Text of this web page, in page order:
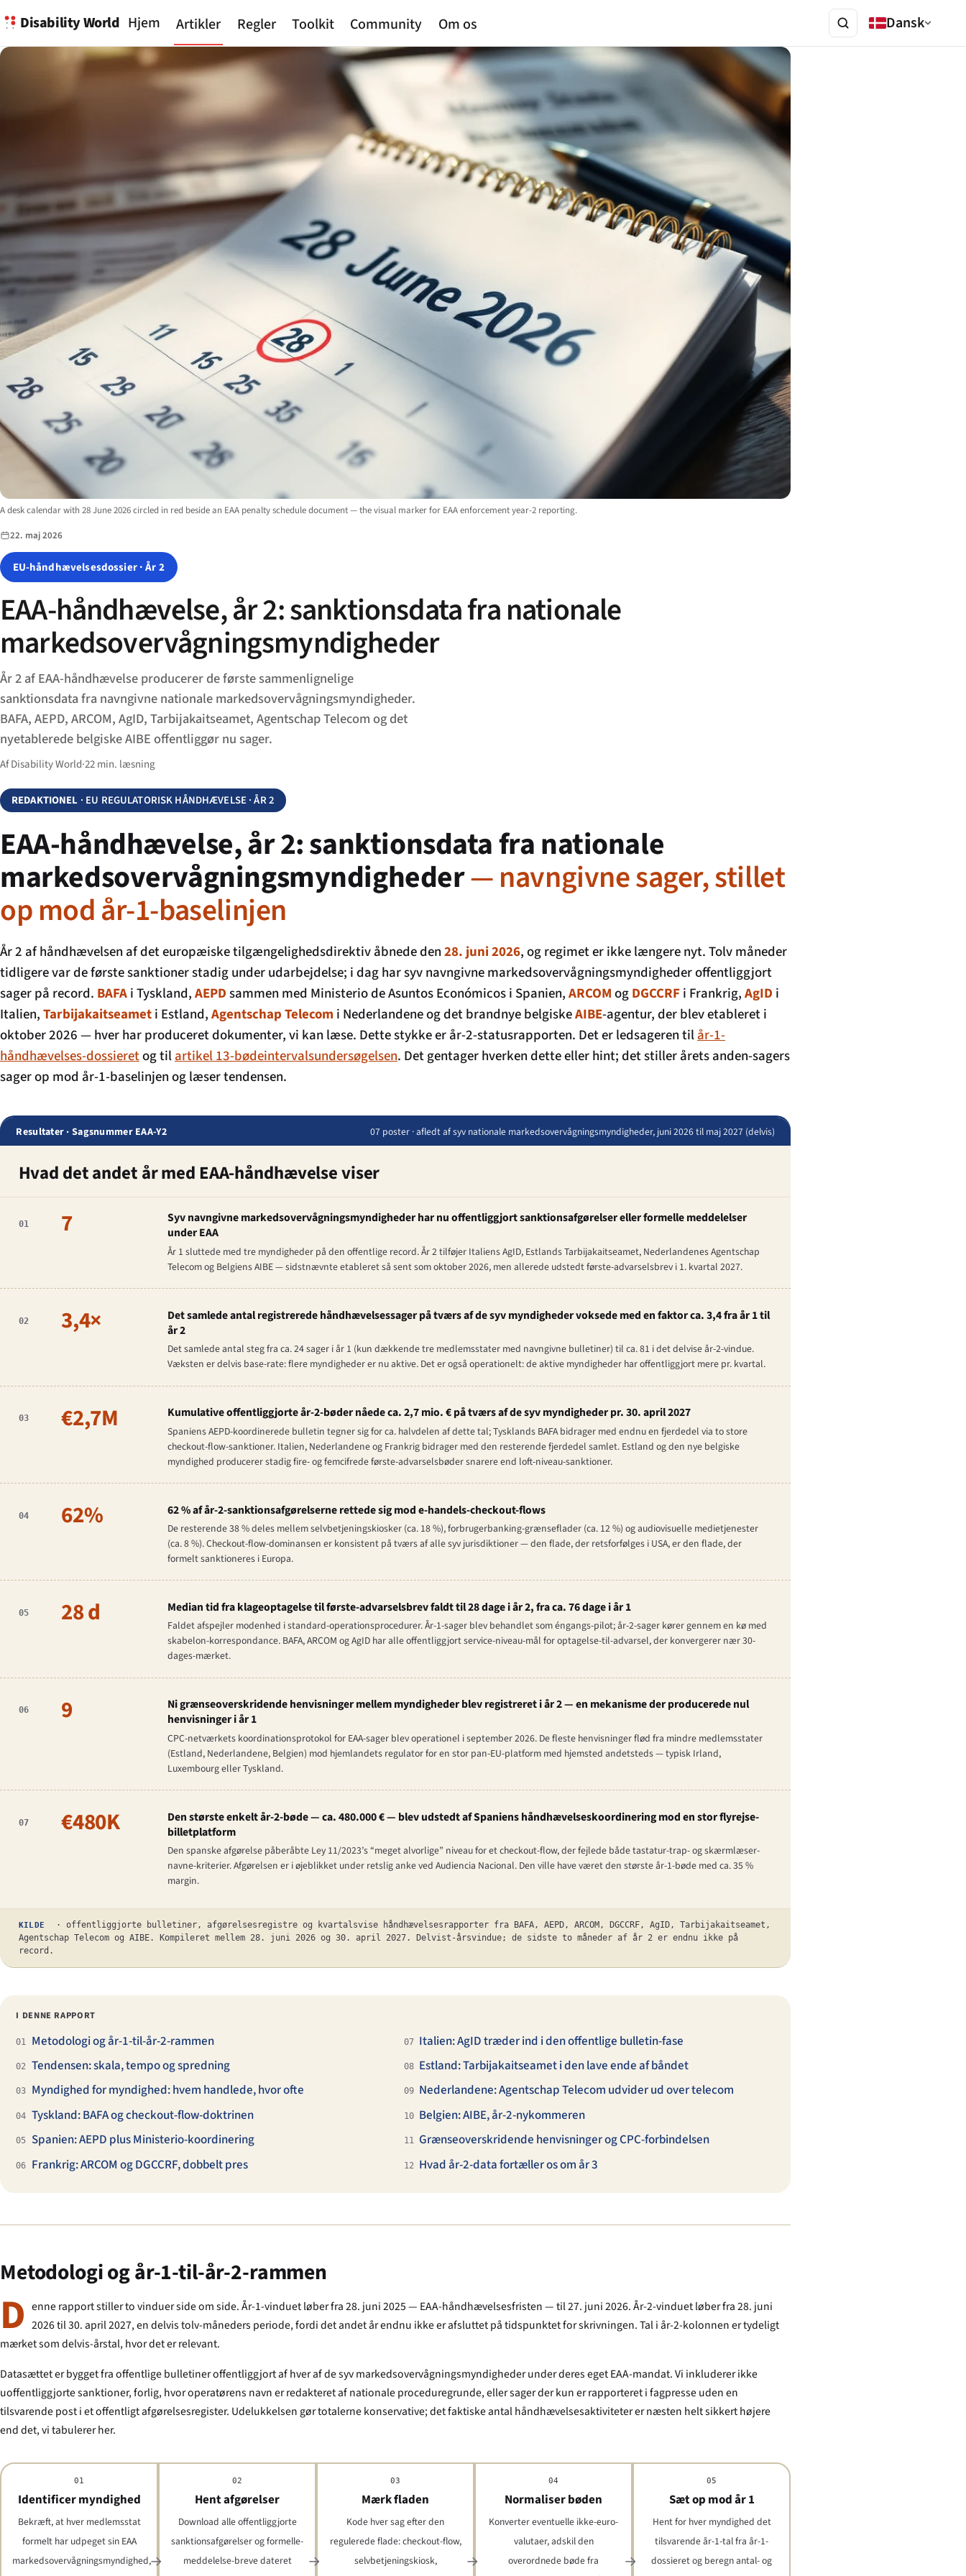
Disability World Hjem Artikler Regler Toolkit Community Om os Dansk
Image description:
A desk calendar with 28 June 2026 circled in red beside an EAA penalty schedule document — the visual marker for EAA enforcement year-2 reporting.
22. maj 2026
EU-håndhævelsesdossier · År 2
EAA-håndhævelse, år 2: sanktionsdata fra nationale
markedsovervågningsmyndigheder
År 2 af EAA-håndhævelse producerer de første sammenlignelige
sanktionsdata fra navngivne nationale markedsovervågningsmyndigheder.
BAFA, AEPD, ARCOM, AgID, Tarbijakaitseamet, Agentschap Telecom og det
nyetablerede belgiske AIBE offentliggør nu sager.
Af Disability World·22 min. læsning
REDAKTIONEL · EU REGULATORISK HÅNDHÆVELSE · ÅR 2
EAA-håndhævelse, år 2: sanktionsdata fra nationale
markedsovervågningsmyndigheder— navngivne sager, stillet
op mod år-1-baselinjen
År 2 af håndhævelsen af det europæiske tilgængelighedsdirektiv åbnede den28. juni 2026, og regimet er ikke længere nyt. Tolv måneder
tidligere var de første sanktioner stadig under udarbejdelse; i dag har syv navngivne markedsovervågningsmyndigheder offentliggjort
sager på record. BAFAi Tyskland,AEPDsammen med Ministerio de Asuntos Económicos i Spanien,ARCOMogDGCCRFi Frankrig,AgID i
Italien,Tarbijakaitseameti Estland,Agentschap Telecom i Nederlandene og det brandnye belgiskeAIBE-agentur, der blev etableret i
oktober 2026 — hver har produceret dokumenter, vi kan læse. Dette stykke er år-2-statusrapporten. Det er ledsageren tilår-1-
håndhævelses-dossieretog tilartikel 13-bødeintervalsundersøgelsen. Det gentager hverken dette eller hint; det stiller årets anden-sagers
sager op mod år-1-baselinjen og læser tendensen.
Resultater · Sagsnummer EAA-Y2 07 poster · afledt af syv nationale markedsovervågningsmyndigheder, juni 2026 til maj 2027 (delvis)
Hvad det andet år med EAA-håndhævelse viser
01 7
Syv navngivne markedsovervågningsmyndigheder har nu offentliggjort sanktionsafgørelser eller formelle meddelelser
under EAA
År 1 sluttede med tre myndigheder på den offentlige record. År 2 tilføjer Italiens AgID, Estlands Tarbijakaitseamet, Nederlandenes Agentschap
Telecom og Belgiens AIBE — sidstnævnte etableret så sent som oktober 2026, men allerede udstedt første-advarselsbrev i 1. kvartal 2027.
02 3,4×
Det samlede antal registrerede håndhævelsessager på tværs af de syv myndigheder voksede med en faktor ca. 3,4 fra år 1 til
år 2
Det samlede antal steg fra ca. 24 sager i år 1 (kun dækkende tre medlemsstater med navngivne bulletiner) til ca. 81 i det delvise år-2-vindue.
Væksten er delvis base-rate: flere myndigheder er nu aktive. Det er også operationelt: de aktive myndigheder har offentliggjort mere pr. kvartal.
03 €2,7M Kumulative offentliggjorte år-2-bøder nåede ca. 2,7 mio. € på tværs af de syv myndigheder pr. 30. april 2027
Spaniens AEPD-koordinerede bulletin tegner sig for ca. halvdelen af dette tal; Tysklands BAFA bidrager med endnu en fjerdedel via to store
checkout-flow-sanktioner. Italien, Nederlandene og Frankrig bidrager med den resterende fjerdedel samlet. Estland og den nye belgiske
myndighed producerer stadig fire- og femcifrede første-advarselsbøder snarere end loft-niveau-sanktioner.
04 62% 62 % af år-2-sanktionsafgørelserne rettede sig mod e-handels-checkout-flows
De resterende 38 % deles mellem selvbetjeningskiosker (ca. 18 %), forbrugerbanking-grænseflader (ca. 12 %) og audiovisuelle medietjenester
(ca. 8 %). Checkout-flow-dominansen er konsistent på tværs af alle syv jurisdiktioner — den flade, der retsforfølges i USA, er den flade, der
formelt sanktioneres i Europa.
05 28 d Median tid fra klageoptagelse til første-advarselsbrev faldt til 28 dage i år 2, fra ca. 76 dage i år 1
Faldet afspejler modenhed i standard-operationsprocedurer. År-1-sager blev behandlet som éngangs-pilot; år-2-sager kører gennem en kø med
skabelon-korrespondance. BAFA, ARCOM og AgID har alle offentliggjort service-niveau-mål for optagelse-til-advarsel, der konvergerer nær 30-
dages-mærket.
06 9
Ni grænseoverskridende henvisninger mellem myndigheder blev registreret i år 2 — en mekanisme der producerede nul
henvisninger i år 1
CPC-netværkets koordinationsprotokol for EAA-sager blev operationel i september 2026. De fleste henvisninger flød fra mindre medlemsstater
(Estland, Nederlandene, Belgien) mod hjemlandets regulator for en stor pan-EU-platform med hjemsted andetsteds — typisk Irland,
Luxembourg eller Tyskland.
07 €480K
Den største enkelt år-2-bøde — ca. 480.000 € — blev udstedt af Spaniens håndhævelseskoordinering mod en stor flyrejse-
billetplatform
Den spanske afgørelse påberåbte Ley 11/2023’s “meget alvorlige” niveau for et checkout-flow, der fejlede både tastatur-trap- og skærmlæser-
navne-kriterier. Afgørelsen er i øjeblikket under retslig anke ved Audiencia Nacional. Den ville have været den største år-1-bøde med ca. 35 %
margin.
KILDE
· offentliggjorte bulletiner, afgørelsesregistre og kvartalsvise håndhævelsesrapporter fra BAFA, AEPD, ARCOM, DGCCRF, AgID, Tarbijakaitseamet,
Agentschap Telecom og AIBE. Kompileret mellem 28. juni 2026 og 30. april 2027. Delvist-årsvindue; de sidste to måneder af år 2 er endnu ikke på
record.
I DENNE RAPPORT
01 Metodologi og år-1-til-år-2-rammen
02 Tendensen: skala, tempo og spredning
03 Myndighed for myndighed: hvem handlede, hvor ofte
04 Tyskland: BAFA og checkout-flow-doktrinen
05 Spanien: AEPD plus Ministerio-koordinering
06 Frankrig: ARCOM og DGCCRF, dobbelt pres
07 Italien: AgID træder ind i den offentlige bulletin-fase
08 Estland: Tarbijakaitseamet i den lave ende af båndet
09 Nederlandene: Agentschap Telecom udvider ud over telecom
10 Belgien: AIBE, år-2-nykommeren
11 Grænseoverskridende henvisninger og CPC-forbindelsen
12 Hvad år-2-data fortæller os om år 3
Metodologi og år-1-til-år-2-rammen
D enne rapport stiller to vinduer side om side. År-1-vinduet løber fra 28. juni 2025 — EAA-håndhævelsesfristen — til 27. juni 2026. År-2-vinduet løber fra 28. juni
2026 til 30. april 2027, en delvis tolv-måneders periode, fordi det andet år endnu ikke er afsluttet på tidspunktet for skrivningen. Tal i år-2-kolonnen er tydeligt
mærket som delvis-årstal, hvor det er relevant.
Datasættet er bygget fra offentlige bulletiner offentliggjort af hver af de syv markedsovervågningsmyndigheder under deres eget EAA-mandat. Vi inkluderer ikke
uoffentliggjorte sanktioner, forlig, hvor operatørens navn er redakteret af nationale proceduregrunde, eller sager der kun er rapporteret i fagpresse uden en
tilsvarende post i et offentligt afgørelsesregister. Udelukkelsen gør totalerne konservative; det faktiske antal håndhævelsesaktiviteter er næsten helt sikkert højere
end det, vi tabulerer her.
01
Identificer myndighed
Bekræft, at hver medlemsstat
formelt har udpeget sin EAA
markedsovervågningsmyndighed,
02
Hent afgørelser
Download alle offentliggjorte
sanktionsafgørelser og formelle-
meddelelse-breve dateret
03
Mærk fladen
Kode hver sag efter den
regulerede flade: checkout-flow,
selvbetjeningskiosk,
04
Normaliser bøden
Konverter eventuelle ikke-euro-
valutaer, adskil den
overordnede bøde fra
05
Sæt op mod år 1
Hent for hver myndighed det
tilsvarende år-1-tal fra år-1-
dossieret og beregn antal- og